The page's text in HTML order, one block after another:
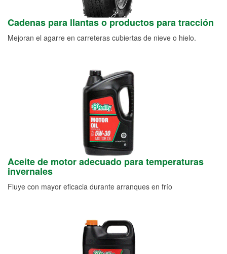
Cadenas para llantas o productos para tracción
Mejoran el agarre en carreteras cubiertas de nieve o hielo.
Aceite de motor adecuado para temperaturas
invernales
Fluye con mayor eficacia durante arranques en frío